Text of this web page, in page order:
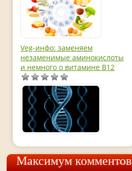
Veg-инфо: заменяем
незаменимые аминокислоты
и немного о витамине В12
Максимум комментов